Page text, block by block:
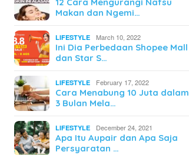
12 Cara Mengurangi Nafsu
Makan dan Ngemi…
LIFESTYLE March 10, 2022
Ini Dia Perbedaan Shopee Mall
dan Star S…
LIFESTYLE February 17, 2022
Cara Menabung 10 Juta dalam
3 Bulan Mela…
LIFESTYLE December 24, 2021
Apa Itu Aupair dan Apa Saja
Persyaratan …